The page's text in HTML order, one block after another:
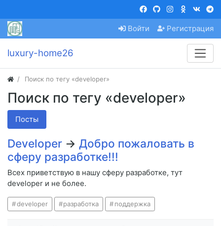
Войти Регистрация
luxury-home26
Поиск по тегу «developer»
Поиск по тегу «developer»
Посты
Developer → Добро пожаловать в
сферу разработке!!!
Всех приветствую в нашу сферу разработке, тут
developer и не более.
developer разработка поддержка